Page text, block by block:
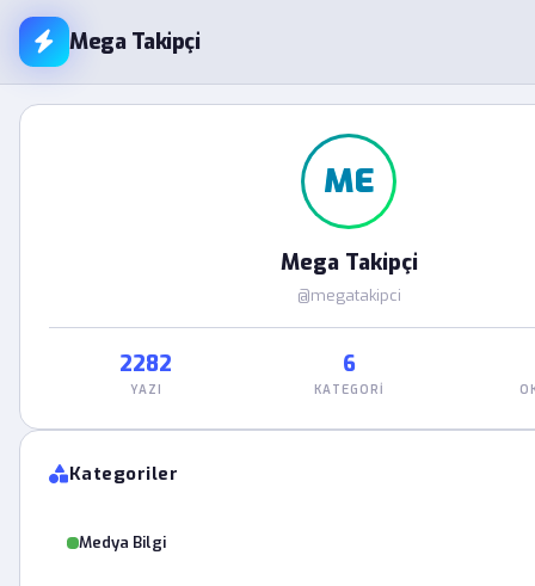
Mega Takipçi
ME
Mega Takipçi
@megatakipci
2282
YAZI
6
KATEGORI
Kategoriler
Medya Bilgi